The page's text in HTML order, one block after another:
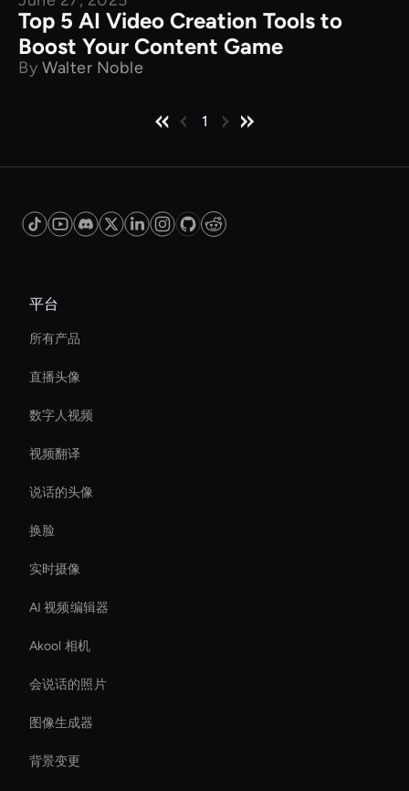
Top 5 AI Video Creation Tools to
Boost Your Content Game
By Walter Noble
1
平台
所有产品
直播头像
数字人视频
视频翻译
说话的头像
换脸
实时摄像
AI 视频编辑器
Akool 相机
会说话的照片
图像生成器
背景变更